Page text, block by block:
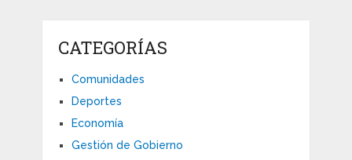
CATEGORÍAS
Comunidades
Deportes
Economía
Gestión de Gobierno